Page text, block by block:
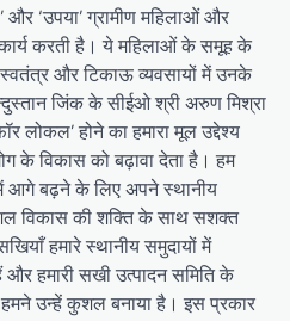
और ‘उपया’ ग्रामीण महिलाओं और
करती है। ये महिलाओं के समूह के
और टिकाऊ व्यवसायों में उनके
जिंक के सीईओ श्री अरुण मिश्रा
लोकल’ होने का हमारा मूल उद्देश्य
के विकास को बढ़ावा देता है। हम
में आगे बढ़ने के लिए अपने स्थानीय
विकास की शक्ति के साथ सशक्त
हमारे स्थानीय समुदायों में
और हमारी सखी उत्पादन समिति के
हमने उन्हें कुशल बनाया है। इस प्रकार